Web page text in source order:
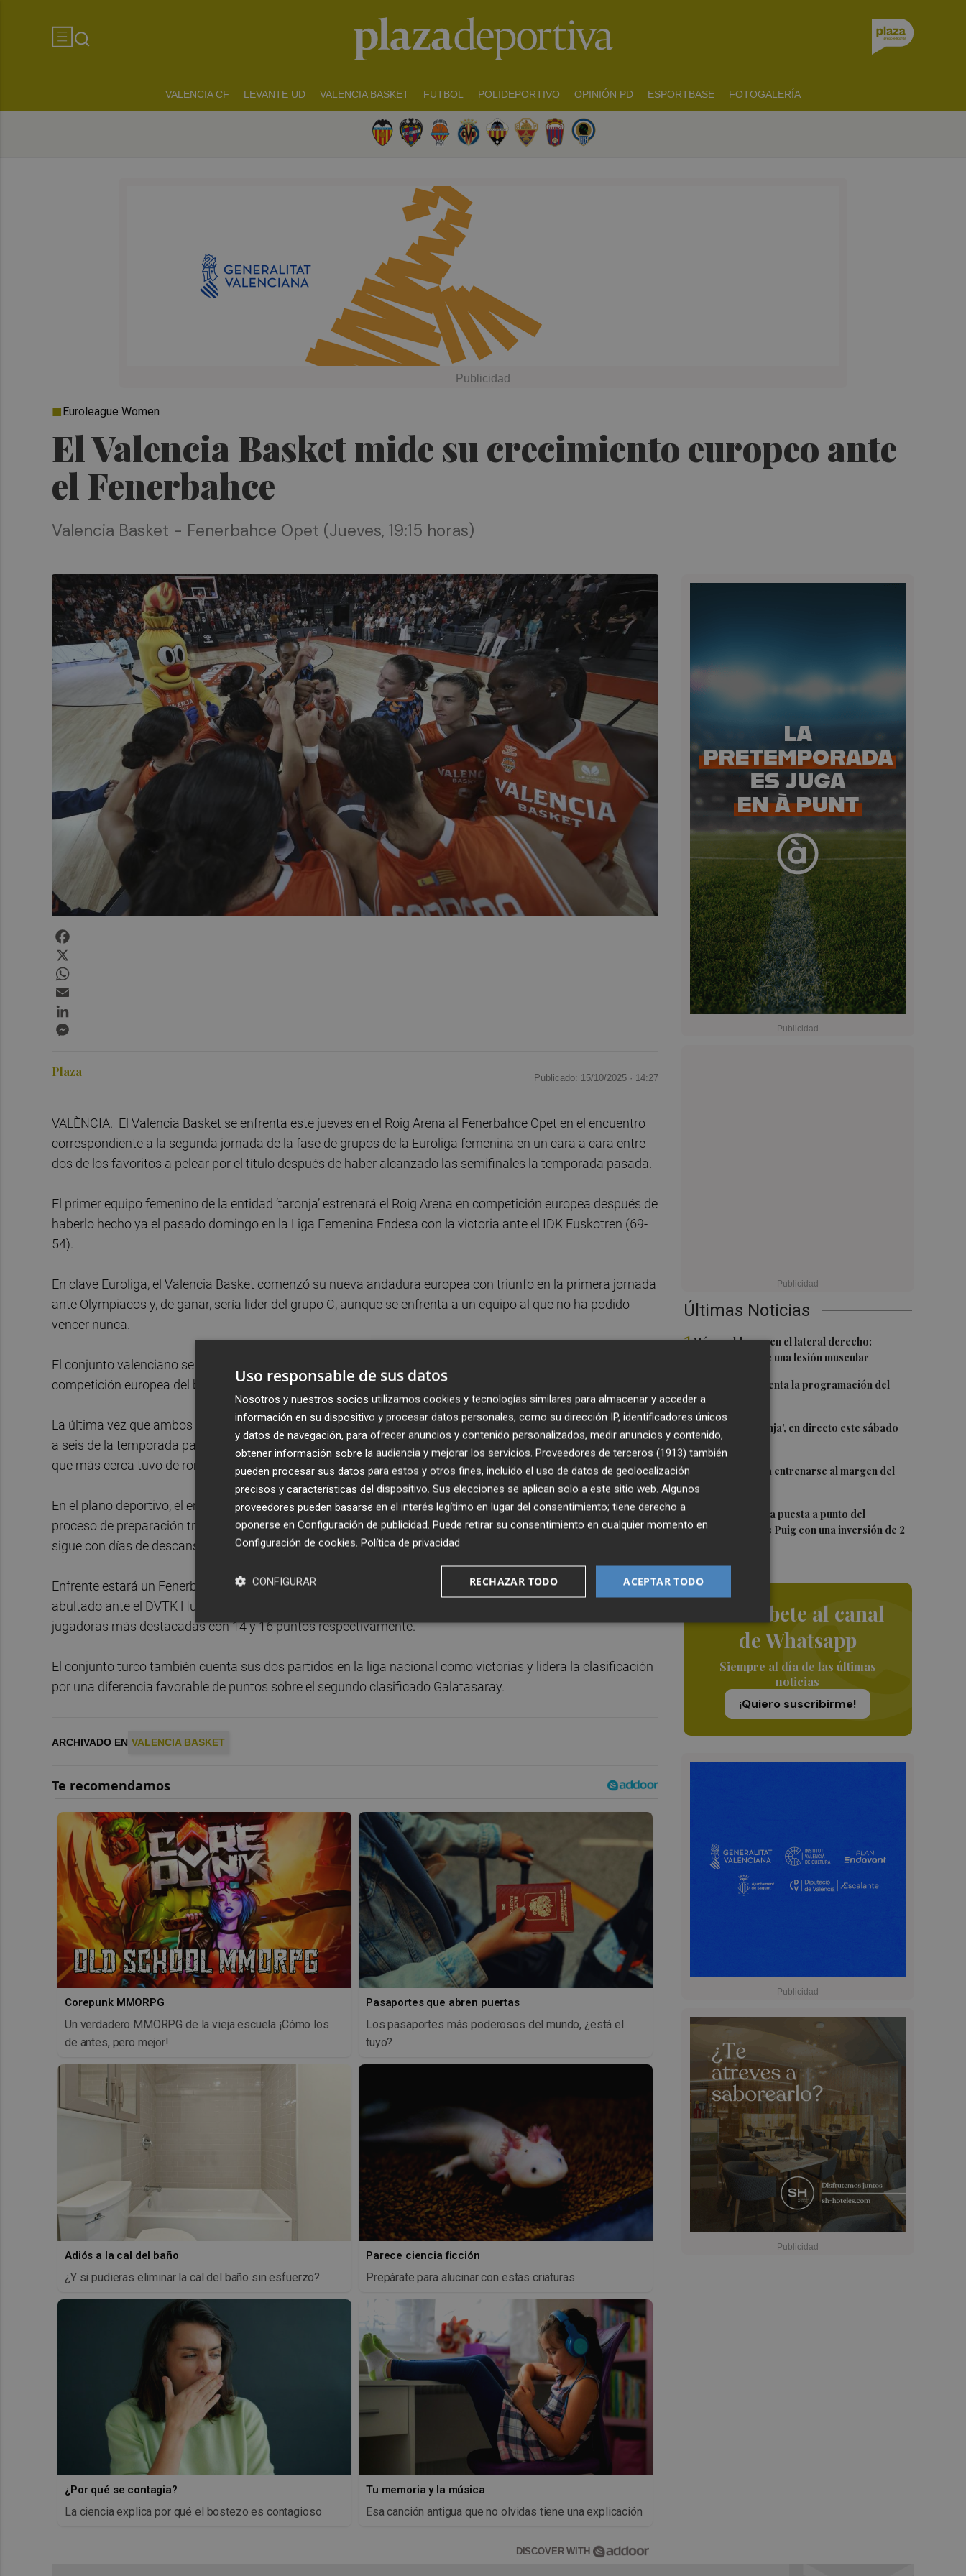
VALENCIA CF LEVANTE UD VALENCIA BASKET FUTBOL POLIDEPORTIVO OPINIÓN PD ESPORTBASE FOTOGALERÍA
El Valencia Basket mide su crecimiento europeo ante
el Fenerbahce
Euroleague Women
Valencia Basket - Fenerbahce Opet (Jueves, 19:15 horas)
Últimas Noticias
1Más problemas en el lateral derecho:
Monferrer sufre una lesión muscular
El Valencia presenta la programación del
Trofeu Taronja
3El 'Trofeu Taronja', en directo este sábado
por À Punt
4
Almeida vuelve a entrenarse al margen del
grupo
5
València ultima la puesta a punto del
Velódromo Lluís Puig con una inversión de 2
Suscríbete al canal
de Whatsapp
Siempre al día de las últimas
noticias
¡Quiero suscribirme!
Plaza Publicado: 15/10/2025 · 14:27
VALÈNCIA. El Valencia Basket se enfrenta este jueves en el Roig Arena al Fenerbahce Opet en el encuentro
correspondiente a la segunda jornada de la fase de grupos de la Euroliga femenina en un cara a cara entre
dos de los favoritos a pelear por el título después de haber alcanzado las semifinales la temporada pasada.
El primer equipo femenino de la entidad ‘taronja’ estrenará el Roig Arena en competición europea después de
haberlo hecho ya el pasado domingo en la Liga Femenina Endesa con la victoria ante el IDK Euskotren (69-
54).
En clave Euroliga, el Valencia Basket comenzó su nueva andadura europea con triunfo en la primera jornada
ante Olympiacos y, de ganar, sería líder del grupo C, aunque se enfrenta a un equipo al que no ha podido
vencer nunca.
El conjunto valenciano se ha enfrentado a Fenerbahce hasta en siete ocasiones, todas en la máxima
competición europea del baloncesto femenino, y ha terminado siempre con derrota.
La última vez que ambos equipos se vieron las caras fue en el partido por el tercer y cuarto puesto de la final
a seis de la temporada pasada, que también terminó en derrota para el Valencia Basket pero fue la ocasión
que más cerca tuvo de romper su mala racha (59-49).
En el plano deportivo, el entrenador, Rubén Burgos, continúa sin poder contar ni con Cristina Ouviña, en
proceso de preparación tras haberse perdido la temporada anterior por maternidad, ni con Leo Fiebich, que
sigue con días de descanso tras su participación en la WNBA.
Enfrente estará un Fenerbahce que también venció en su primer partido de la Euroliga con un marcador
abultado ante el DVTK Huntherm (58-89) con la base Segvi Uzun y con la pívot Iliana Rupert como
jugadoras más destacadas con 14 y 16 puntos respectivamente.
El conjunto turco también cuenta sus dos partidos en la liga nacional como victorias y lidera la clasificación
por una diferencia favorable de puntos sobre el segundo clasificado Galatasaray.
ARCHIVADO EN VALENCIA BASKET
Corepunk MMORPG
Un verdadero MMORPG de la vieja escuela ¡Cómo los
de antes, pero mejor!
Pasaportes que abren puertas
Los pasaportes más poderosos del mundo, ¿está el
tuyo?
Adiós a la cal del baño
¿Y si pudieras eliminar la cal del baño sin esfuerzo?
Parece ciencia ficción
Prepárate para alucinar con estas criaturas
¿Por qué se contagia?
La ciencia explica por qué el bostezo es contagioso
Tu memoria y la música
Esa canción antigua que no olvidas tiene una explicación
DISCOVER WITH
Uso responsable de sus datos
Nosotros y nuestros socios utilizamos cookies y tecnologías similares para almacenar y acceder a
información en su dispositivo y procesar datos personales, como su dirección IP, identificadores únicos
y datos de navegación, para ofrecer anuncios y contenido personalizados, medir anuncios y contenido,
obtener información sobre la audiencia y mejorar los servicios. Proveedores de terceros (1913) también
pueden procesar sus datos para estos y otros fines, incluido el uso de datos de geolocalización
precisos y características del dispositivo. Sus elecciones se aplican solo a este sitio web. Algunos
proveedores pueden basarse en el interés legítimo en lugar del consentimiento; tiene derecho a
oponerse en Configuración de publicidad. Puede retirar su consentimiento en cualquier momento en
Configuración de cookies. Política de privacidad
ACEPTAR TODO
RECHAZAR TODO
CONFIGURAR